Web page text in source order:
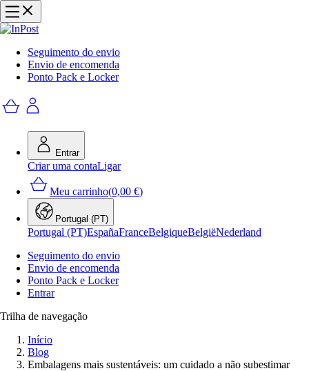
Seguimento do envio
Envio de encomenda
Ponto Pack e Locker
Entrar
Criar uma contaLigar
Meu carrinho(0,00 €)
Portugal (PT)
Portugal (PT)EspañaFranceBelgiqueBelgiëNederland
Seguimento do envio
Envio de encomenda
Ponto Pack e Locker
Entrar
Trilha de navegação
Início
Blog
Embalagens mais sustentáveis: um cuidado a não subestimar